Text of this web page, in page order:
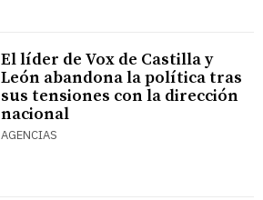
El líder de Vox de Castilla y
León abandona la política tras
sus tensiones con la dirección
nacional
AGENCIAS